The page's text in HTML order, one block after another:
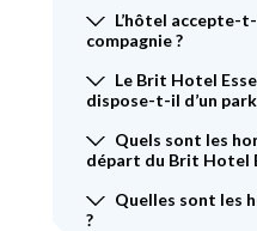
L’hôtel accepte-
compagnie ?
Le Brit Hotel
dispose-t-il d’un
Quels sont les
départ du Brit Hotel
Quelles sont les
?